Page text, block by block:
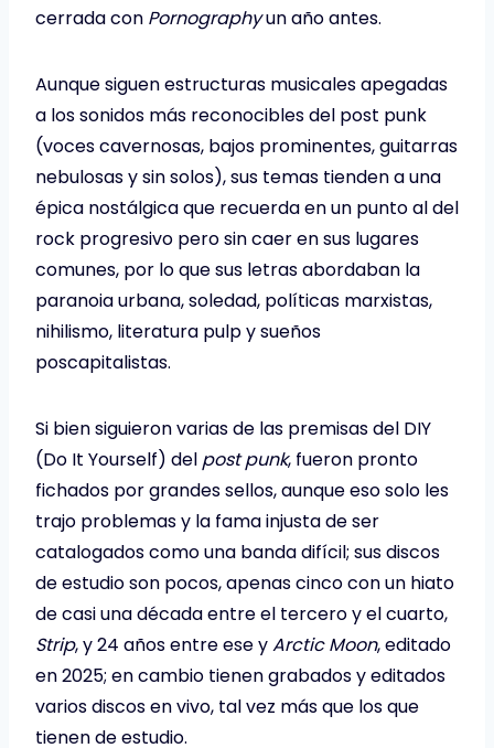
cerrada con Pornographyun año antes.
Aunque siguen estructuras musicales apegadas
a los sonidos más reconocibles del post punk
(voces cavernosas, bajos prominentes, guitarras
nebulosas y sin solos), sus temas tienden a una
épica nostálgica que recuerda en un punto al del
rock progresivo pero sin caer en sus lugares
comunes, por lo que sus letras abordaban la
paranoia urbana, soledad, políticas marxistas,
nihilismo, literatura pulp y sueños
poscapitalistas.
Si bien siguieron varias de las premisas del DIY
(Do It Yourself) del post punk, fueron pronto
fichados por grandes sellos, aunque eso solo les
trajo problemas y la fama injusta de ser
catalogados como una banda difícil; sus discos
de estudio son pocos, apenas cinco con un hiato
de casi una década entre el tercero y el cuarto,
Strip, y 24 años entre ese yArctic Moon, editado
en 2025; en cambio tienen grabados y editados
varios discos en vivo, tal vez más que los que
tienen de estudio.